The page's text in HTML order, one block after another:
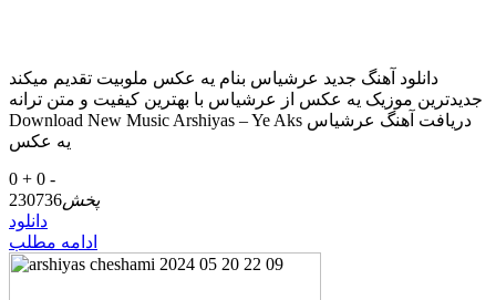
دانلود آهنگ جدید عرشیاس بنام یه عکس ملوبیت تقدیم میکند
جدیدترین موزیک یه عکس از عرشیاس با بهترین کیفیت و متن ترانه
Download New Music Arshiyas – Ye Aks دریافت آهنگ عرشیاس
یه عکس
0 + 0 -
پخش230736
دانلود
ادامه مطلب